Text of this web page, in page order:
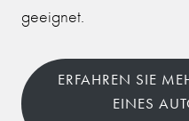
geeignet.
ERFAHREN SIE
EINES